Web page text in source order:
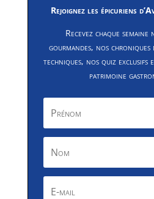
Rejoignez les épicuriens
Recevez chaque
gourmandes, nos chroniques
techniques, nos quiz exclusifs
patrimoine